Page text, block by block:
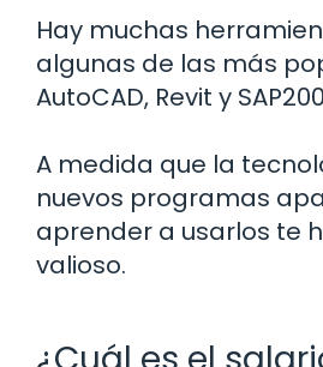
Hay muchas
algunas de las más
AutoCAD, Revit y
A medida que la
nuevos programas
aprender a usarlos te
valioso.